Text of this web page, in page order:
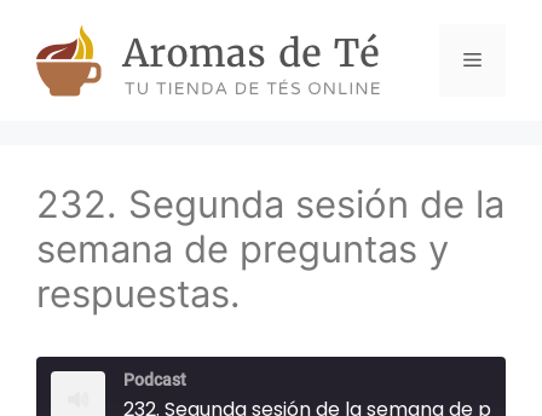
content
Menu
232. Segunda sesión de la
semana de preguntas y
respuestas.
Podcast